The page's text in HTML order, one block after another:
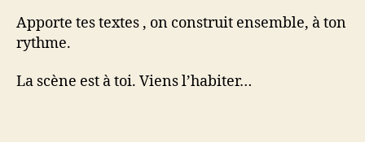
Apporte tes textes , on construit ensemble, à ton
rythme.
La scène est à toi. Viens l’habiter…